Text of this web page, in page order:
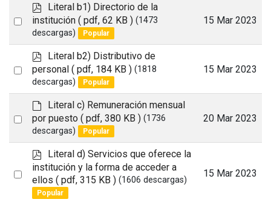
Select
p
d
f
Literal b1) Directorio de la
institución ( pdf, 62 KB ) (1473
descargas)
Popular
15 Mar 2023
Select
p
d
f
Literal b2) Distributivo de
personal ( pdf, 184 KB ) (1818
descargas)
Popular
15 Mar 2023
Select
d
e
f
a
l
t
Literal c) Remuneración mensual
por puesto ( pdf, 380 KB ) (1736
descargas)
Popular
20 Mar 2023
Select
p
d
f
Literal d) Servicios que oferece la
institución y la forma de acceder a
ellos ( pdf, 315 KB ) (1606 descargas)
Popular
15 Mar 2023